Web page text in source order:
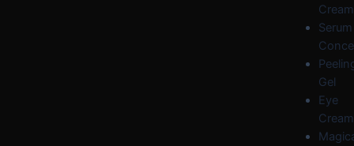
Cream
Serum
Gel
Eye
Cream